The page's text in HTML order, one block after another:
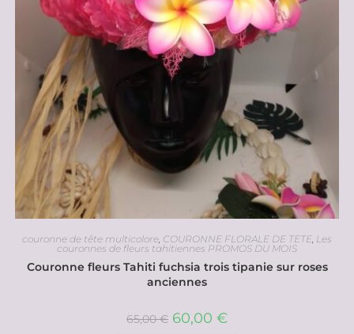
couronne de tête multicolore, COURONNE FLORALE DE TETE, Les
couronnes de fleurs tahitiennes PROMOS DU MOIS
Couronne fleurs Tahiti fuchsia trois tipanie sur roses
anciennes
65,00€ 60,00 €